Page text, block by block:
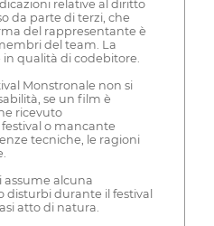
relative al diritto
da parte di terzi, che
del rappresentante è
del team. La
qualità di codebitore.
Monstronale non si
se un film è
ricevuto
o mancante
tecniche, le ragioni
assume alcuna
disturbi durante il festival
atto di natura.